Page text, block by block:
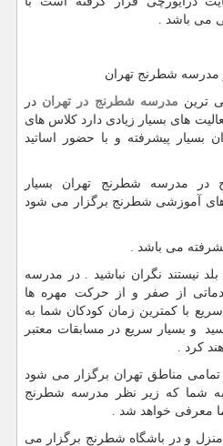
می باشد .
شطرنج تهران
ترین مدرسه شطرنج در تهران در
های بسیار زیادی دارد کلاس های
پیشرفته و با حضور اساتید
مدرسه شطرنج تهران بسیار
های آموزشی شطرنج برگزار می شود
می باشد .
نیستند نگران نباشید . در مدرسه
از صفر و از حرکت مهره ها
با کمترین زمان کودکان شما به
و بسیار سریع در مسابقات معتبر
کرد .
مناطق تهران برگزار می شود
به شما که زیر نظر مدرسه شطرنج
معرفی خواهد شد .
و در باشگاه شطرنج برگزار می